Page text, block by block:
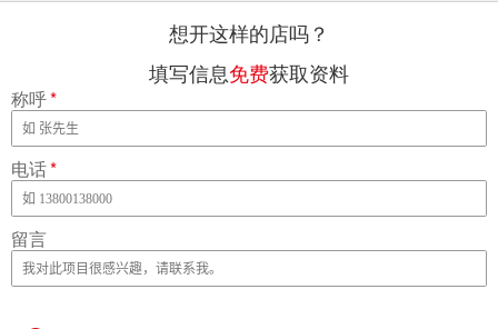
想开这样的店吗？
填写信息免费获取资料
称呼*
电话*
留言